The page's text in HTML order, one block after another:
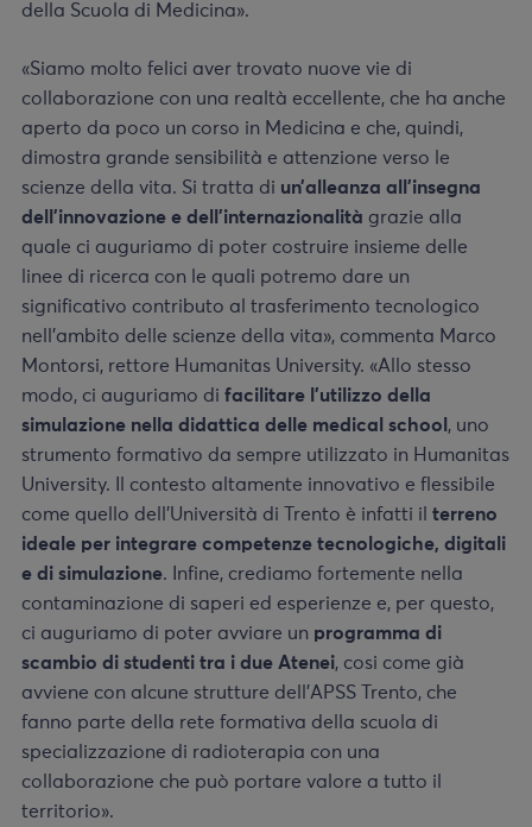
della Scuola di Medicina».
«Siamo molto felici aver trovato nuove vie di
collaborazione con una realtà eccellente, che ha anche
aperto da poco un corso in Medicina e che, quindi,
dimostra grande sensibilità e attenzione verso le
scienze della vita. Si tratta di un’alleanza all’insegna
dell’innovazione e dell’internazionalità grazie alla
quale ci auguriamo di poter costruire insieme delle
linee di ricerca con le quali potremo dare un
significativo contributo al trasferimento tecnologico
nell’ambito delle scienze della vita», commenta Marco
Montorsi, rettore Humanitas University. «Allo stesso
modo, ci auguriamo di facilitare l’utilizzo della
simulazione nella didattica delle medical school , uno
strumento formativo da sempre utilizzato in Humanitas
University. Il contesto altamente innovativo e flessibile
come quello dell’Università di Trento è infatti il terreno
ideale per integrare competenze tecnologiche, digitali
e di simulazione. Infine, crediamo fortemente nella
contaminazione di saperi ed esperienze e, per questo,
ci auguriamo di poter avviare un programma di
scambio di studenti tra i due Atenei, cosi come già
avviene con alcune strutture dell’APSS Trento, che
fanno parte della rete formativa della scuola di
specializzazione di radioterapia con una
collaborazione che può portare valore a tutto il
territorio».